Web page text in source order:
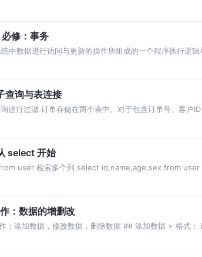
2、创建索引时需要对
修：事务
中数据进行访问与更新的操作所组成的一个程序执行逻
的情况(了解) 隐式提
查询与表连接
进行过滤 订单存储在两个表中。对于包含订单号、客户
表中。
select 开始
user 检索多个列 select id,name,age,sex from
：数据的增删改
：添加数据，修改数据，删除数据 ## 添加数据 > 格式